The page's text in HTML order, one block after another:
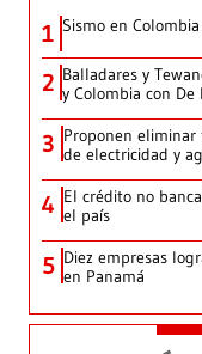
1 Sismo en
2 Balladares y
y Colombia con De
3 Proponen
de electricidad y
4 El crédito no
el país
5 Diez empresas
en Panamá